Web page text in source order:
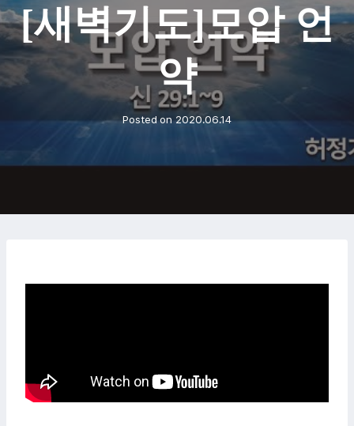
[새벽기도]모압 언
약
Posted on2020.06.14